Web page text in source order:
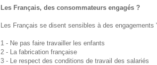
Les Français, des consommateurs engagés ?
Les Français se disent sensibles à des
1 - Ne pas faire travailler les enfants
2 - La fabrication française
3 - Le respect des conditions de travail des salariés